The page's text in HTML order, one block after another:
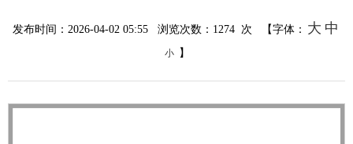
发布时间：2026-04-02 05:55 浏览次数： 1274 次 【字体： 大 中
小 】